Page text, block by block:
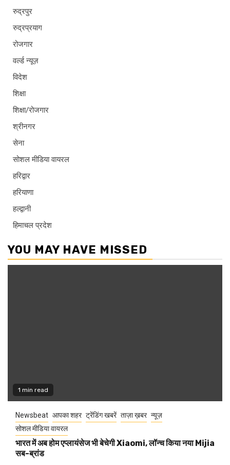
रुद्रपुर
रुद्रप्रयाग
रोजगार
वर्ल्ड न्यूज़
विदेश
शिक्षा
शिक्षा/रोजगार
श्रीनगर
सेना
सोशल मीडिया वायरल
हरिद्वार
हरियाणा
हल्द्वानी
हिमाचल प्रदेश
YOU MAY HAVE MISSED
1 min read
Newsbeat आपका शहर ट्रेंडिंग खबरें ताज़ा ख़बर न्यूज़
सोशल मीडिया वायरल
भारत में अब होम एप्लायंसेज भी बेचेगी Xiaomi, लॉन्च किया नया Mijia
सब-ब्रांड